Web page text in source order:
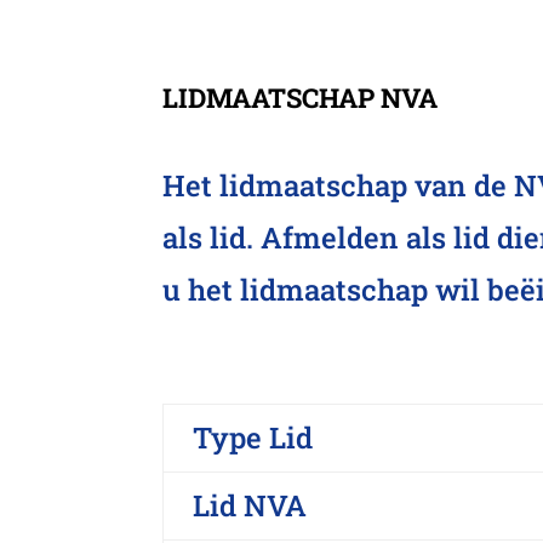
LIDMAATSCHAP NVA
Het lidmaatschap van de
als lid. Afmelden als lid
u het lidmaatschap wil
Type Lid
Lid NVA